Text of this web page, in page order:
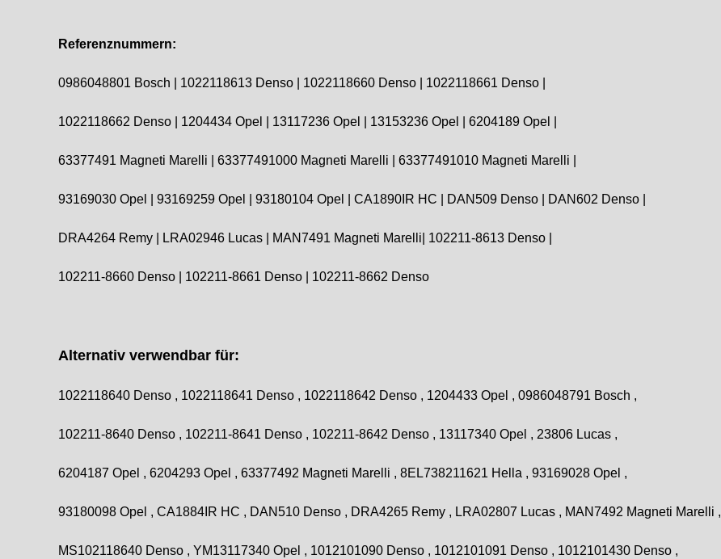
Referenznummern:
0986048801 Bosch | 1022118613 Denso | 1022118660 Denso | 1022118661 Denso |
1022118662 Denso | 1204434 Opel | 13117236 Opel | 13153236 Opel | 6204189 Opel |
63377491 Magneti Marelli | 63377491000 Magneti Marelli | 63377491010 Magneti Marelli |
93169030 Opel | 93169259 Opel | 93180104 Opel | CA1890IR HC | DAN509 Denso | DAN602 Denso |
DRA4264 Remy | LRA02946 Lucas | MAN7491 Magneti Marelli| 102211-8613 Denso |
102211-8660 Denso | 102211-8661 Denso | 102211-8662 Denso
Alternativ verwendbar für:
1022118640 Denso , 1022118641 Denso , 1022118642 Denso , 1204433 Opel , 0986048791 Bosch ,
102211-8640 Denso , 102211-8641 Denso , 102211-8642 Denso , 13117340 Opel , 23806 Lucas ,
6204187 Opel , 6204293 Opel , 63377492 Magneti Marelli , 8EL738211621 Hella , 93169028 Opel ,
93180098 Opel , CA1884IR HC , DAN510 Denso , DRA4265 Remy , LRA02807 Lucas , MAN7492 Magneti Marelli ,
MS102118640 Denso , YM13117340 Opel , 1012101090 Denso , 1012101091 Denso , 1012101430 Denso ,